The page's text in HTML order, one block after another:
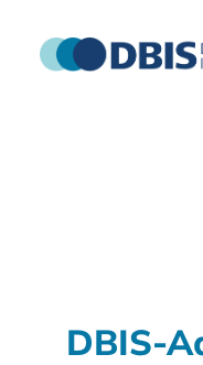
DBIS-